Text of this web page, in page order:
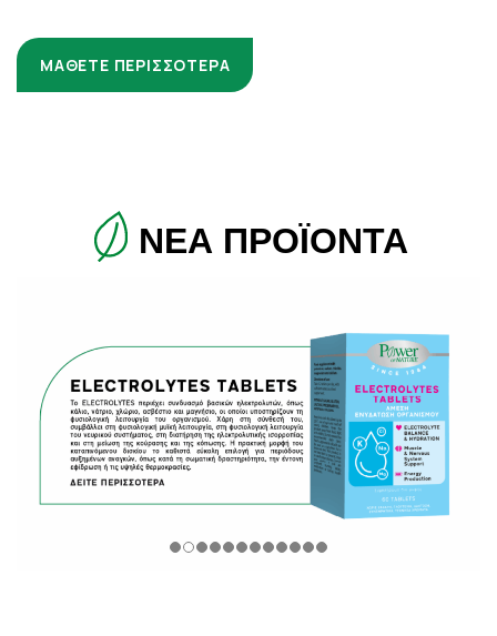
ΜΑΘΕΤΕ ΠΕΡΙΣΣΟΤΕΡΑ
ΝΕΑ ΠΡΟΪΟΝΤΑ